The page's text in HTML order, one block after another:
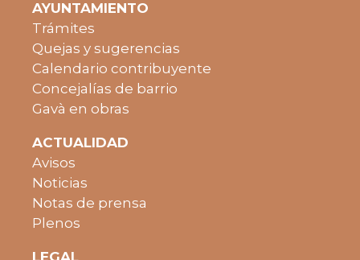
AYUNTAMIENTO
Trámites
Quejas y sugerencias
Calendario contribuyente
Concejalías de barrio
Gavà en obras
ACTUALIDAD
Avisos
Noticias
Notas de prensa
Plenos
LEGAL